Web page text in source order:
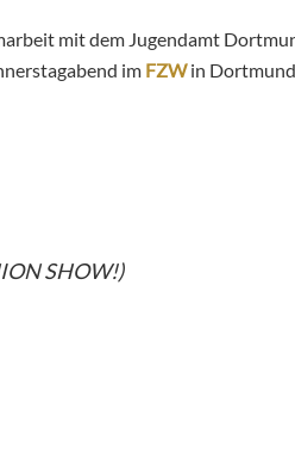
mit dem Jugendamt
im FZWin
SHOW!)